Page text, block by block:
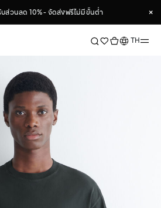
ส่วนลด 10% - จัดส่งฟรีไม่มีขั้นต่ำ
×
×
ภาษาTH